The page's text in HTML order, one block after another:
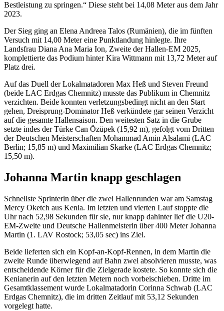
Bestleistung zu springen.“ Diese steht bei 14,08 Meter aus dem Jahr
2023.
Der Sieg ging an Elena Andreea Talos (Rumänien), die im fünften
Versuch mit 14,00 Meter eine Punktlandung hinlegte. Ihre
Landsfrau Diana Ana Maria Ion, Zweite der Hallen-EM 2025,
komplettierte das Podium hinter Kira Wittmann mit 13,72 Meter auf
Platz drei.
Auf das Duell der Lokalmatadoren Max Heß und Steven Freund
(beide LAC Erdgas Chemnitz) musste das Publikum in Chemnitz
verzichten. Beide konnten verletzungsbedingt nicht an den Start
gehen, Dreisprung-Dominator Heß verkündete gar seinen Verzicht
auf die gesamte Hallensaison. Den weitesten Satz in die Grube
setzte indes der Türke Can Özüpek (15,92 m), gefolgt vom Dritten
der Deutschen Meisterschaften Mohammad Amin Alsalami (LAC
Berlin; 15,85 m) und Maximilian Skarke (LAC Erdgas Chemnitz;
15,50 m).
Johanna Martin knapp geschlagen
Schnellste Sprinterin über die zwei Hallenrunden war am Samstag
Mercy Oketch aus Kenia. Im letzten und vierten Lauf stoppte die
Uhr nach 52,98 Sekunden für sie, nur knapp dahinter lief die U20-
EM-Zweite und Deutsche Hallenmeisterin über 400 Meter Johanna
Martin (1. LAV Rostock; 53,05 sec) ins Ziel.
Beide lieferten sich ein Kopf-an-Kopf-Rennen, in dem Martin die
zweite Runde überwiegend auf Bahn zwei absolvieren musste, was
entscheidende Körner für die Zielgerade kostete. So konnte sich die
Kenianerin auf den letzten Metern noch vorbeischieben. Dritte im
Gesamtklassement wurde Lokalmatadorin Corinna Schwab (LAC
Erdgas Chemnitz), die im dritten Zeitlauf mit 53,12 Sekunden
vorgelegt hatte.